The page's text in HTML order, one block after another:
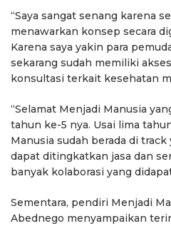
“Saya sangat senang karena
menawarkan konsep secara
Karena saya yakin para
sekarang sudah memiliki
konsultasi terkait kesehatan
“Selamat Menjadi Manusia
tahun ke-5 nya. Usai lima
Manusia sudah berada di track
dapat ditingkatkan jasa dan
banyak kolaborasi yang
Sementara, pendiri Menjadi
Abednego menyampaikan